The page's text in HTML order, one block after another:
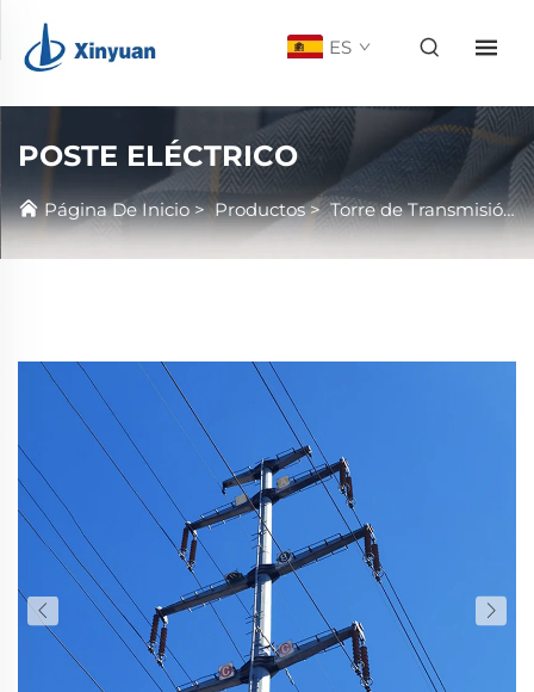
ES
POSTE ELÉCTRICO
Página De Inicio>Productos>Torre de Transmisión Eléctrica